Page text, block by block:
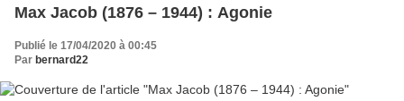
Max Jacob (1876 – 1944) : Agonie
Publié le 17/04/2020 à 00:45
Par bernard22